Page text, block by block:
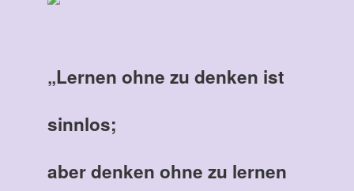
„Lernen ohne zu denken ist
sinnlos;
aber denken ohne zu lernen